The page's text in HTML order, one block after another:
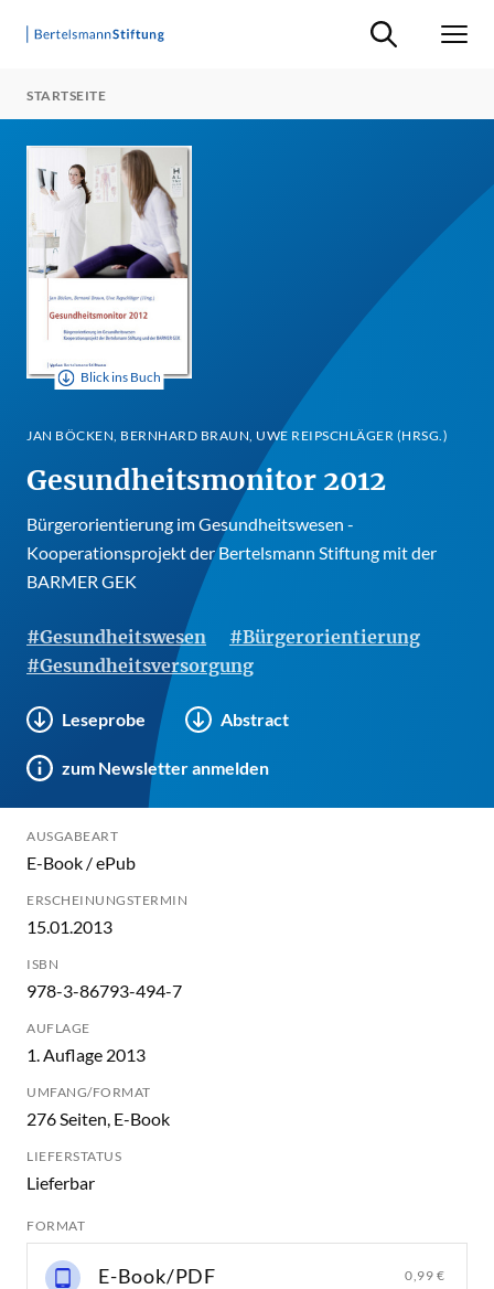
Suche ein-/
STARTSEITE
Blick ins Buch
JAN BÖCKEN, BERNHARD BRAUN, UWE REIPSCHLÄGER (HRSG.)
Gesundheitsmonitor 2012
Bürgerorientierung im Gesundheitswesen -
Kooperationsprojekt der Bertelsmann Stiftung mit der
BARMER GEK
#Gesundheitswesen
#Bürgerorientierung
#Gesundheitsversorgung
Leseprobe Abstract
zum Newsletter anmelden
AUSGABEART
E-Book / ePub
ERSCHEINUNGSTERMIN
15.01.2013
ISBN
978-3-86793-494-7
AUFLAGE
1. Auflage 2013
UMFANG/FORMAT
276 Seiten, E-Book
LIEFERSTATUS
Lieferbar
FORMAT
E-Book/PDF 0,99 €